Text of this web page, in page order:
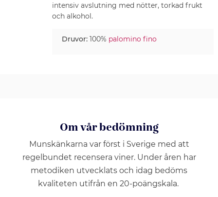
intensiv avslutning med nötter, torkad frukt
och alkohol.
Druvor:100% palomino fino
Om vår bedömning
Munskänkarna var först i Sverige med att
regelbundet recensera viner. Under åren har
metodiken utvecklats och idag bedöms
kvaliteten utifrån en 20-poängskala.